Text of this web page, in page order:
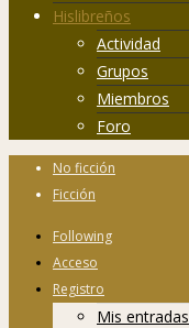
Hislibreños
Actividad
Grupos
Miembros
Foro
No ficción
Ficción
Following
Acceso
Registro
Mis entradas